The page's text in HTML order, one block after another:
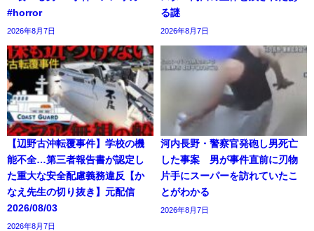
#horror
2026年8月7日
る謎
2026年8月7日
【辺野古沖転覆事件】学校の機
能不全…第三者報告書が認定し
た重大な安全配慮義務違反【か
なえ先生の切り抜き】元配信
2026/08/03
2026年8月7日
河内長野・警察官発砲し男死亡
した事案 男が事件直前に刃物
片手にスーパーを訪れていたこ
とがわかる
2026年8月7日